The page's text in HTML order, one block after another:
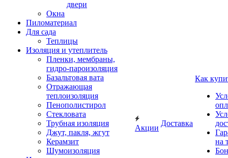
двери
Окна
Пиломатериал
Для сада
Теплицы
Изоляция и утеплитель
Пленки, мембраны,
гидро-пароизоляция
Базальтовая вата
Отражающая
теплоизоляция
Пенополистирол
Стекловата
Трубная изоляция
Джут, пакля, жгут
Керамзит
Шумоизоляция
Акции
Доставка
Как
на